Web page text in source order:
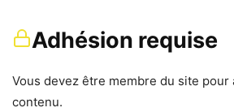
Adhésion requise
Vous devez être membre du site pour
contenu.